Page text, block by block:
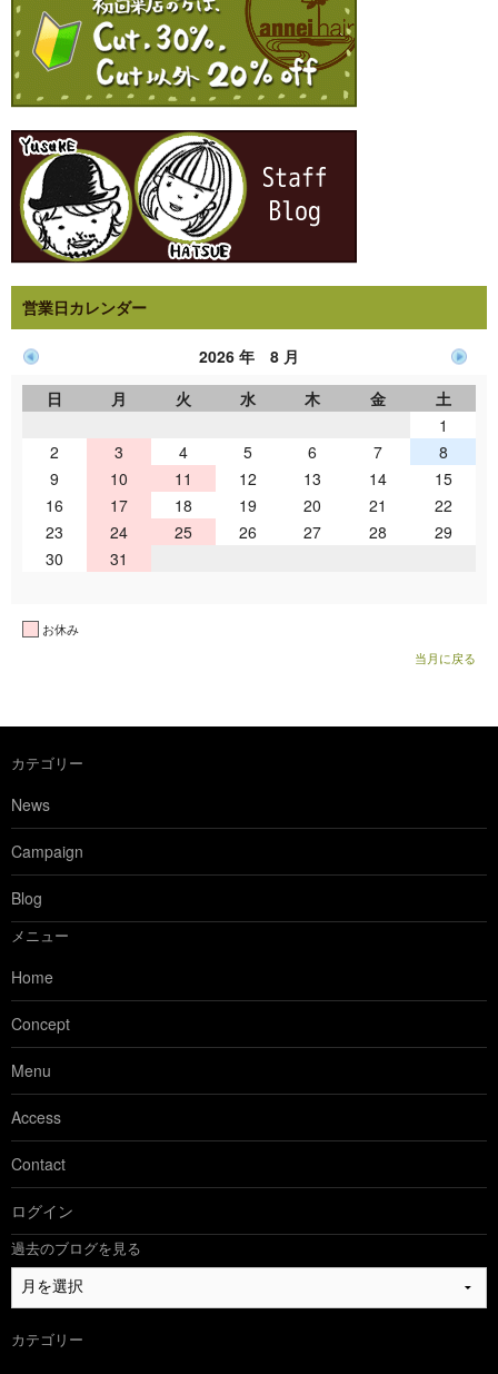
営業日カレンダー
2026 年 8 月
日
月 火 水 木 金
土
1
2
3 4 5 6 7
8
9
10 11 12 13 14
15
16
17 18 19 20 21
22
23
24 25 26 27 28
29
30
31
お休み
当月に戻る
カテゴリー
News
Campaign
Blog
メニュー
Home
Concept
Menu
Access
Contact
ログイン
過去のブログを見る
過
去
ブ
カテゴリー